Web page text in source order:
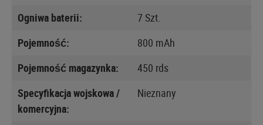
Ogniwa baterii:
7 Szt.
Pojemność:
800 mAh
Pojemność magazynka:
450 rds
Specyfikacja wojskowa /
komercyjna:
Nieznany